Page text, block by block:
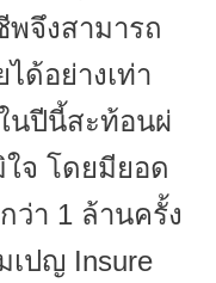
พจึงสามารถ
ได้อย่างเท่า
นปีนี้สะท้อนผ่
จ โดยมียอด
ว่า 1 ล้านครั้ง
เปญ Insure